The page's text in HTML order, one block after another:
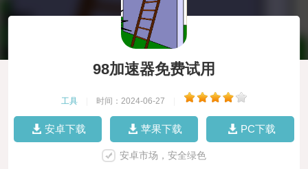
98加速器免费试用
工具 时间：2024-06-27
安卓下载 苹果下载 PC下载
安卓市场，安全绿色